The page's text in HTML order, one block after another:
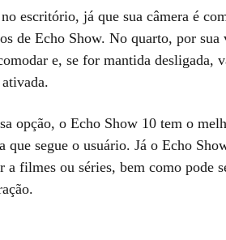
escritório, já que sua câmera é
de Echo Show. No quarto, por sua
e, se for mantida desligada,
opção, o Echo Show 10 tem o
que segue o usuário. Já o Echo
a filmes ou séries, bem como pode